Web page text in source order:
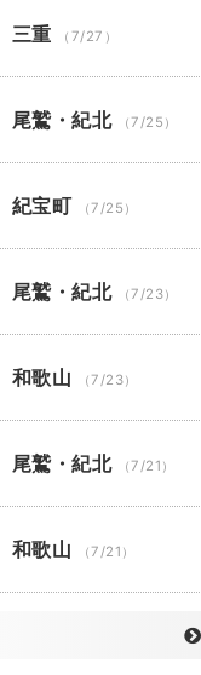
三重 （7/27）
尾鷲・紀北 （7/25）
紀宝町 （7/25）
尾鷲・紀北 （7/23）
和歌山 （7/23）
尾鷲・紀北 （7/21）
和歌山 （7/21）